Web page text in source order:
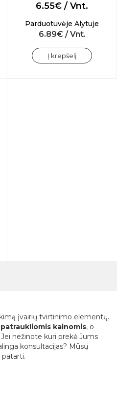
6.55€ / Vnt.
Parduotuvėje Alytuje
6.89€ / Vnt.
Į krepšelį
įvairių tvirtinimo elementų.
kainomis, o
Jei nežinote kuri prekė Jums
konsultacijas? Mūsų
patarti.